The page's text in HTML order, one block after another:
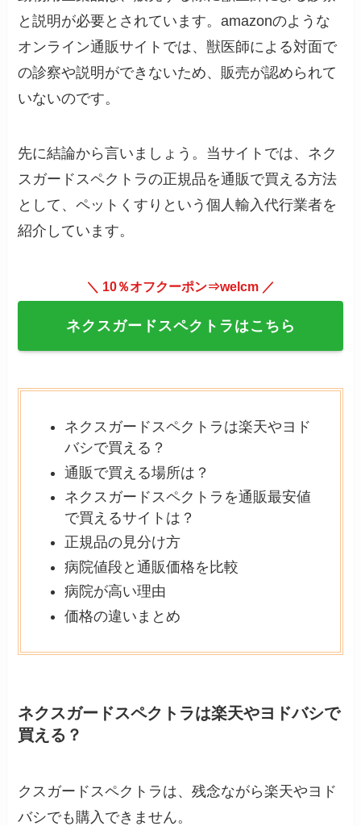
と説明が必要とされています。amazonのような
オンライン通販サイトでは、獣医師による対面で
の診察や説明ができないため、販売が認められて
いないのです。
先に結論から言いましょう。当サイトでは、ネク
スガードスペクトラの正規品を通販で買える方法
として、ペットくすりという個人輸入代行業者を
紹介しています。
＼ 10％オフクーポン⇒welcm ／
ネクスガードスペクトラはこちら
ネクスガードスペクトラは楽天やヨド
バシで買える？
通販で買える場所は？
ネクスガードスペクトラを通販最安値
で買えるサイトは？
正規品の見分け方
病院値段と通販価格を比較
病院が高い理由
価格の違いまとめ
ネクスガードスペクトラは楽天やヨドバシで
買える？
クスガードスペクトラは、残念ながら楽天やヨド
バシでも購入できません。